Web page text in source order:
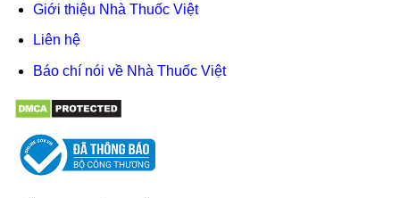
Giới thiệu Nhà Thuốc Việt
Liên hệ
Báo chí nói về Nhà Thuốc Việt